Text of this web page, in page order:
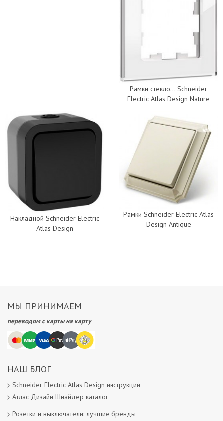
Рамки стекло... Schneider
Electric Atlas Design Nature
Накладной Schneider Electric
Atlas Design
Рамки Schneider Electric Atlas
Design Antique
МЫ ПРИНИМАЕМ
переводом с карты на карту
НАШ БЛОГ
Schneider Electric Atlas Design инструкции
Атлас Дизайн Шнайдер каталог
Розетки и выключатели: лучшие бренды